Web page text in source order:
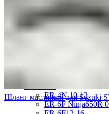
VRX400 95-96
VT1100 Shadow
VT400 Shadow 97-
VT600C Shadow
VT750 Shadow
ER-4N 10-13
ER-6F Ninja650R
Шланг масляный для Suzuki